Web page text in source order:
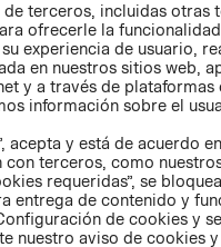
COOKIES
LIBRO DE
terceros, incluidas otras
ofrecerle la
experiencia de usuario,
en nuestros sitios web,
y a través de plataformas
información sobre el
acepta y está de acuerdo
terceros, como
requeridas”, se
entrega de contenido y
de cookies y
nuestro aviso de cookies